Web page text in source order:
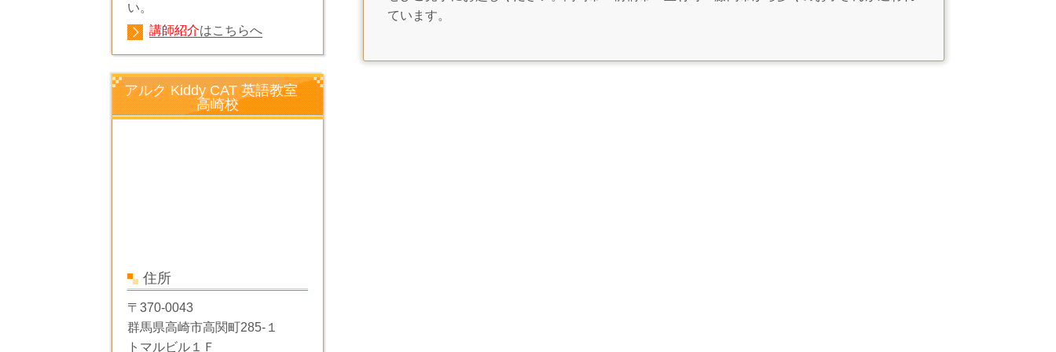
ています。
い。
講師紹介はこちらへ
アルク Kiddy CAT 英語教室
高崎校
住所
〒370-0043
群馬県高崎市高関町285-１
トマルビル１Ｆ